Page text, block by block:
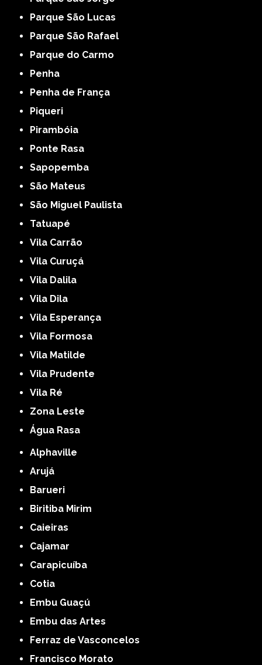
Parque São Lucas
Parque São Rafael
Parque do Carmo
Penha
Penha de França
Piqueri
Pirambóia
Ponte Rasa
Sapopemba
São Mateus
São Miguel Paulista
Tatuapé
Vila Carrão
Vila Curuçá
Vila Dalila
Vila Dila
Vila Esperança
Vila Formosa
Vila Matilde
Vila Prudente
Vila Ré
Zona Leste
Água Rasa
Alphaville
Arujá
Barueri
Biritiba Mirim
Caieiras
Cajamar
Carapicuíba
Cotia
Embu Guaçú
Embu das Artes
Ferraz de Vasconcelos
Francisco Morato